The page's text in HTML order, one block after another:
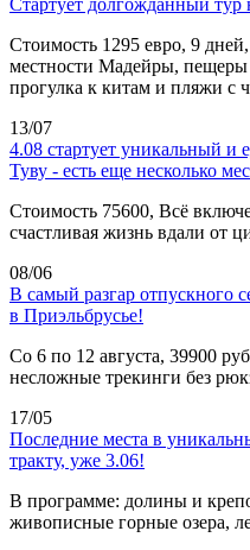
Стоимость 1295 евро, 9
местности Мадейры, пещеры
прогулка к китам и пляжи с
13/07
4.08 стартует уникальный и
Туву - есть еще несколько
Стоимость 75600, Всё
счастливая жизнь вдали от
08/06
В самый разгар отпускного
в Приэльбрусье!
Со 6 по 12 августа, 39900
несложные трекинги без
17/05
Последние места в
тракту, уже 3.06!
В программе: долины и
живописные горные озера,